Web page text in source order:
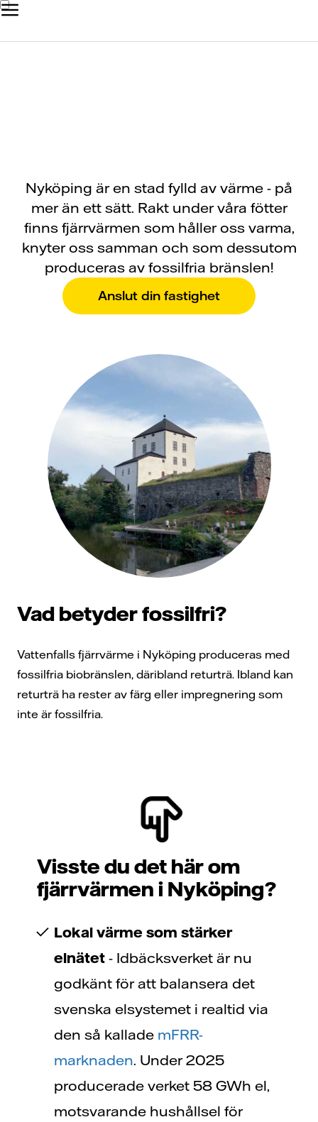
Nyköping är en stad fylld av värme - på
mer än ett sätt. Rakt under våra fötter
finns fjärrvärmen som håller oss varma,
knyter oss samman och som dessutom
produceras av fossilfria bränslen!
Anslut din fastighet
Vad betyder fossilfri?
Vattenfalls fjärrvärme i Nyköping produceras med
fossilfria biobränslen, däribland returträ. Ibland kan
returträ ha rester av färg eller impregnering som
inte är fossilfria.
Visste du det här om
fjärrvärmen i Nyköping?
Lokal värme som stärker
elnätet - Idbäcksverket är nu
godkänt för att balansera det
svenska elsystemet i realtid via
den så kallade mFRR-
marknaden. Under 2025
producerade verket 58 GWh el,
motsvarande hushållsel för